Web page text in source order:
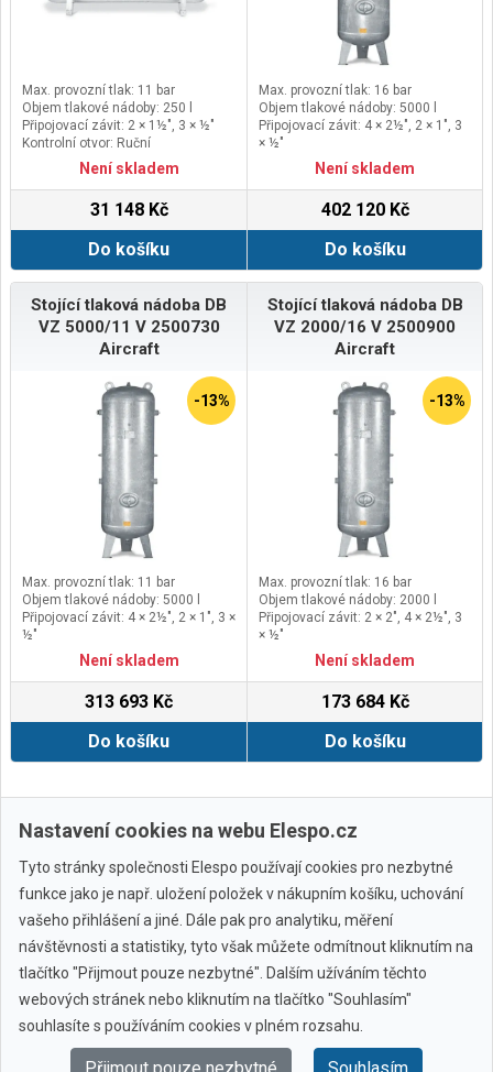
Max. provozní tlak: 11 bar
Objem tlakové nádoby: 250 l
Připojovací závit: 2 × 1½", 3 × ½"
Kontrolní otvor: Ruční
Není skladem
31 148 Kč
Do košíku
Max. provozní tlak: 16 bar
Objem tlakové nádoby: 5000 l
Připojovací závit: 4 × 2½", 2 × 1", 3
× ½"
Kontrolní otvor: Průlezný
Není skladem
402 120 Kč
Do košíku
Stojící tlaková nádoba DB
VZ 5000/11 V 2500730
Aircraft
-13%
Max. provozní tlak: 11 bar
Objem tlakové nádoby: 5000 l
Připojovací závit: 4 × 2½", 2 × 1", 3 ×
½"
Kontrolní otvor: Průlezný
Není skladem
313 693 Kč
Do košíku
Stojící tlaková nádoba DB
VZ 2000/16 V 2500900
Aircraft
-13%
Max. provozní tlak: 16 bar
Objem tlakové nádoby: 2000 l
Připojovací závit: 2 × 2", 4 × 2½", 3
× ½"
Kontrolní otvor: Ruční
Není skladem
173 684 Kč
Do košíku
Další › Poslední »
Všechny značky
Nastavení cookies na webu Elespo.cz
Tyto stránky společnosti Elespo používají cookies pro nezbytné
funkce jako je např. uložení položek v nákupním košíku, uchování
vašeho přihlášení a jiné. Dále pak pro analytiku, měření
návštěvnosti a statistiky, tyto však můžete odmítnout kliknutím na
tlačítko "Přijmout pouze nezbytné". Dalším užíváním těchto
webových stránek nebo kliknutím na tlačítko "Souhlasím"
souhlasíte s používáním cookies v plném rozsahu.